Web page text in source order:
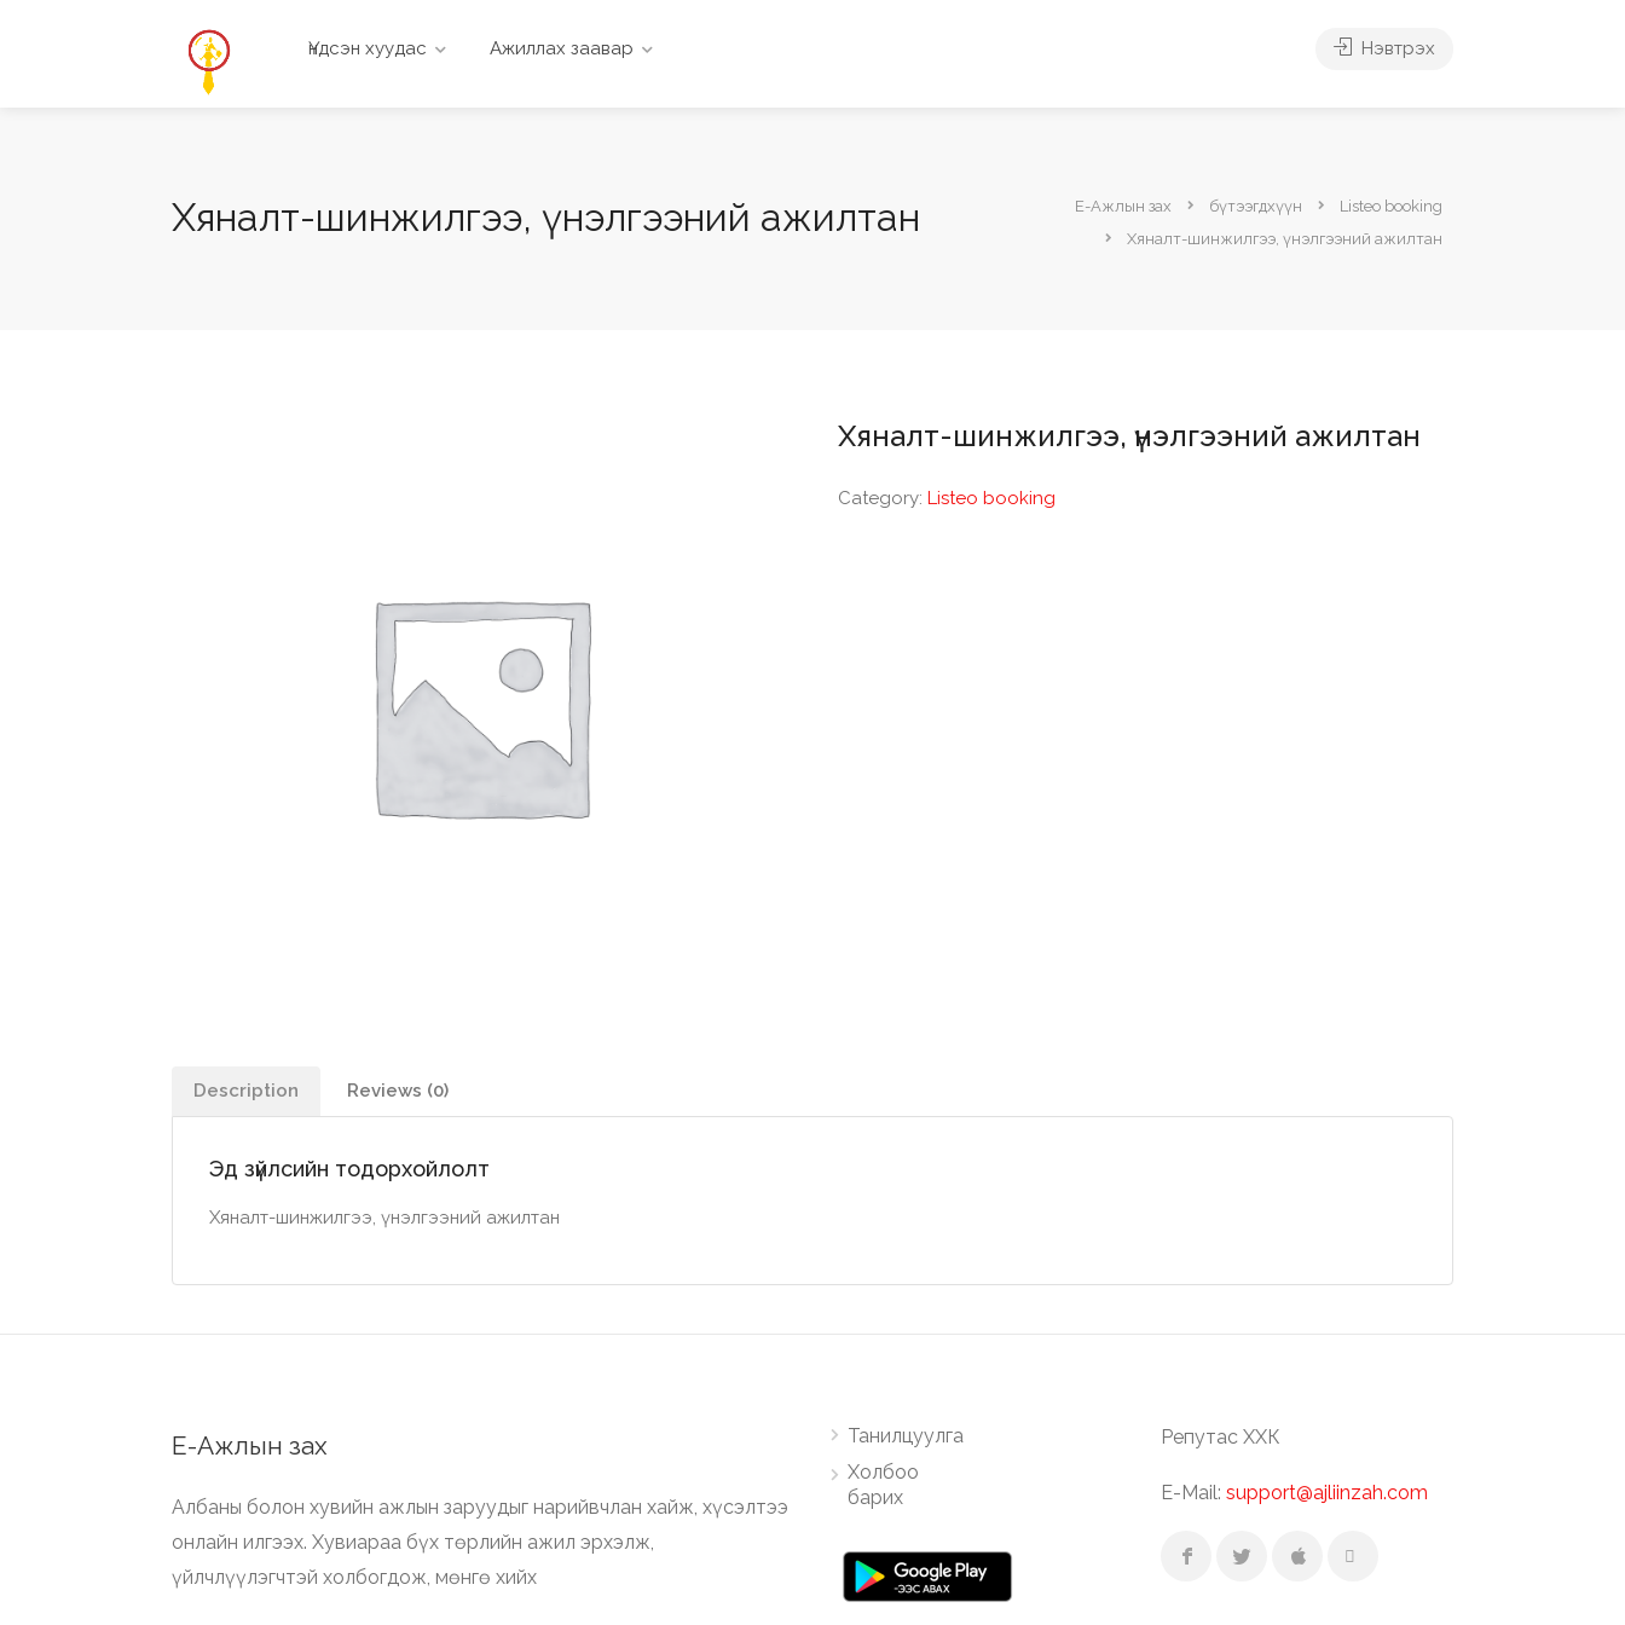
Үндсэн хуудас Ажиллах заавар Нэвтрэх
Хяналт-шинжилгээ, үнэлгээний ажилтан Е-Ажлын зах бүтээгдхүүн
Listeo booking
Хяналт-шинжилгээ, үнэлгээний ажилтан
Хяналт-шинжилгээ, үнэлгээний ажилтан
Category:Listeo booking
Description Reviews (0)
Эд зүйлсийн тодорхойлолт
Хяналт-шинжилгээ, үнэлгээний ажилтан
Е-Ажлын зах
Албаны болон хувийн ажлын заруудыг нарийвчлан хайж, хүсэлтээ
онлайн илгээх. Хувиараа бүх төрлийн ажил эрхэлж,
үйлчлүүлэгчтэй холбогдож, мөнгө хийх
Танилцуулга
Холбоо
барих
Репутас ХХК
E-Mail: support@ajliinzah.com